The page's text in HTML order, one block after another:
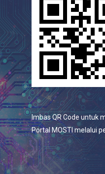
Imbas QR Code untuk
Portal MOSTI melalui